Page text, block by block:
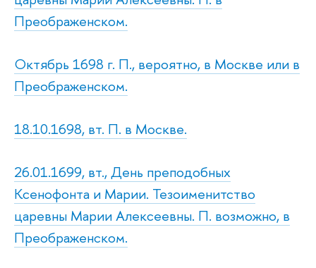
Преображенском.
Октябрь 1698 г. П., вероятно, в Москве или в
Преображенском.
18.10.1698, вт. П. в Москве.
26.01.1699, вт., День преподобных
Ксенофонта и Марии. Тезоименитство
царевны Марии Алексеевны. П. возможно, в
Преображенском.